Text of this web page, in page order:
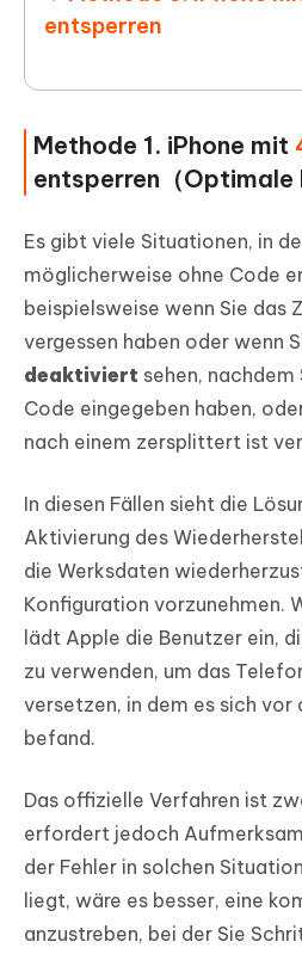
entsperren
Methode 1. iPhone mit
entsperren（Optimale
Es gibt viele Situationen, in
möglicherweise ohne Code
beispielsweise wenn Sie das
vergessen haben oder wenn
deaktiviert sehen,
Code eingegeben haben,
nach einem zersplittert ist
In diesen Fällen sieht die
Aktivierung des
die Werksdaten
Konfiguration vorzunehmen.
lädt Apple die Benutzer ein,
zu verwenden, um das
versetzen, in dem es sich vor
befand.
Das offizielle Verfahren ist
erfordert jedoch
der Fehler in solchen
liegt, wäre es besser, eine
anzustreben, bei der Sie